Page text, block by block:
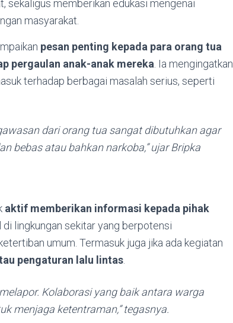
sekaligus memberikan edukasi mengenai
masyarakat.
pesan penting kepada para orang tua
pergaulan anak-anak mereka. Ia mengingatkan
terhadap berbagai masalah serius, seperti
dari orang tua sangat dibutuhkan agar
bebas atau bahkan narkoba,” ujar Bripka
aktif memberikan informasi kepada pihak
lingkungan sekitar yang berpotensi
umum. Termasuk juga jika ada kegiatan
pengaturan lalu lintas.
Kolaborasi yang baik antara warga
menjaga ketentraman,” tegasnya.